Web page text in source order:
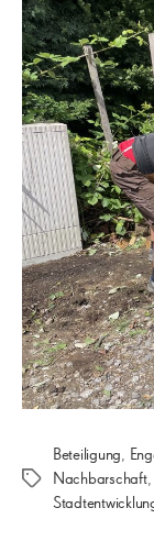
Schlagwörter
Beteiligung,
Nachbarschaft